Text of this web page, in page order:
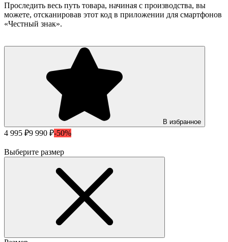
Проследить весь путь товара, начиная с производства, вы
можете, отсканировав этот код в приложении для смартфонов
«Честный знак».
В избранное
4 995 ₽9 990 ₽-50%
Выберите размер